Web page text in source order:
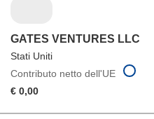
GATES VENTURES LLC
Stati Uniti
Contributo netto dell'UE
€ 0,00